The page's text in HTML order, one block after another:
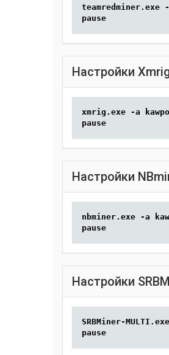
teamredminer.exe -
pause
Настройки
xmrig.exe -a
pause
Настройки
nbminer.exe -a
pause
Настройки
SRBMiner-
pause